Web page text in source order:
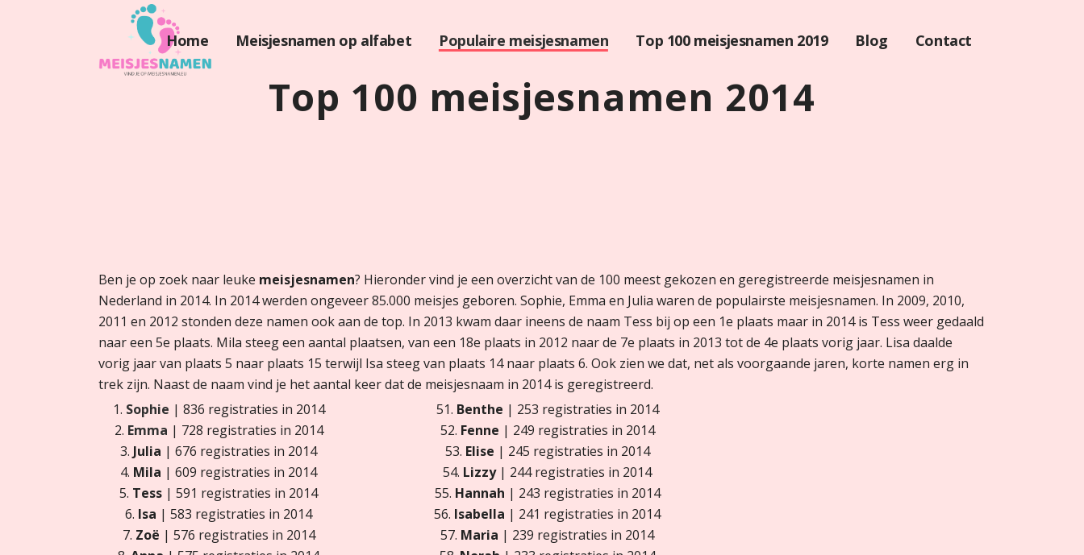
Home Meisjesnamen op alfabet Populaire meisjesnamen Top 100 meisjesnamen 2019 Blog Contact
Top 100 meisjesnamen 2014
Ben je op zoek naar leuke meisjesnamen? Hieronder vind je een overzicht van de 100 meest gekozen en geregistreerde meisjesnamen in
Nederland in 2014. In 2014 werden ongeveer 85.000 meisjes geboren. Sophie, Emma en Julia waren de populairste meisjesnamen. In 2009, 2010,
2011 en 2012 stonden deze namen ook aan de top. In 2013 kwam daar ineens de naam Tess bij op een 1e plaats maar in 2014 is Tess weer gedaald
naar een 5e plaats. Mila steeg een aantal plaatsen, van een 18e plaats in 2012 naar de 7e plaats in 2013 tot de 4e plaats vorig jaar. Lisa daalde
vorig jaar van plaats 5 naar plaats 15 terwijl Isa steeg van plaats 14 naar plaats 6. Ook zien we dat, net als voorgaande jaren, korte namen erg in
trek zijn. Naast de naam vind je het aantal keer dat de meisjesnaam in 2014 is geregistreerd.
1. Sophie | 836 registraties in 2014
2. Emma | 728 registraties in 2014
3. Julia | 676 registraties in 2014
4. Mila | 609 registraties in 2014
5. Tess | 591 registraties in 2014
6. Isa | 583 registraties in 2014
7. Zoë | 576 registraties in 2014
51. Benthe | 253 registraties in 2014
52. Fenne | 249 registraties in 2014
53. Elise | 245 registraties in 2014
54. Lizzy| 244 registraties in 2014
55. Hannah | 243 registraties in 2014
56. Isabella | 241 registraties in 2014
57. Maria | 239 registraties in 2014